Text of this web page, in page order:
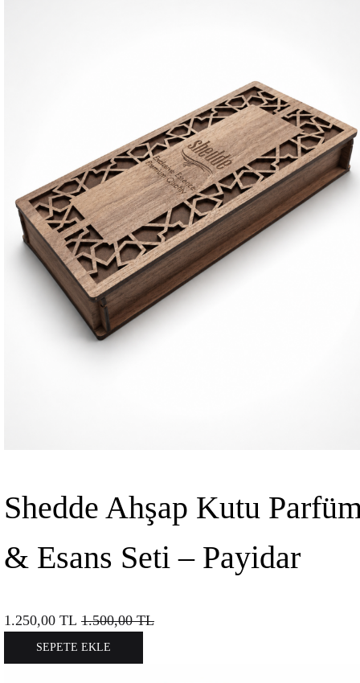
Shedde Ahşap Kutu
& Esans Seti – Payidar
1.250,00 TL 1.500,00TL
SEPETE EKLE